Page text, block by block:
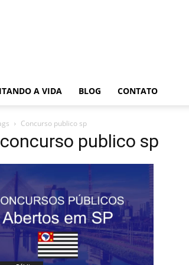
A VIDA BLOG CONTATO
Concurso publico sp
publico sp